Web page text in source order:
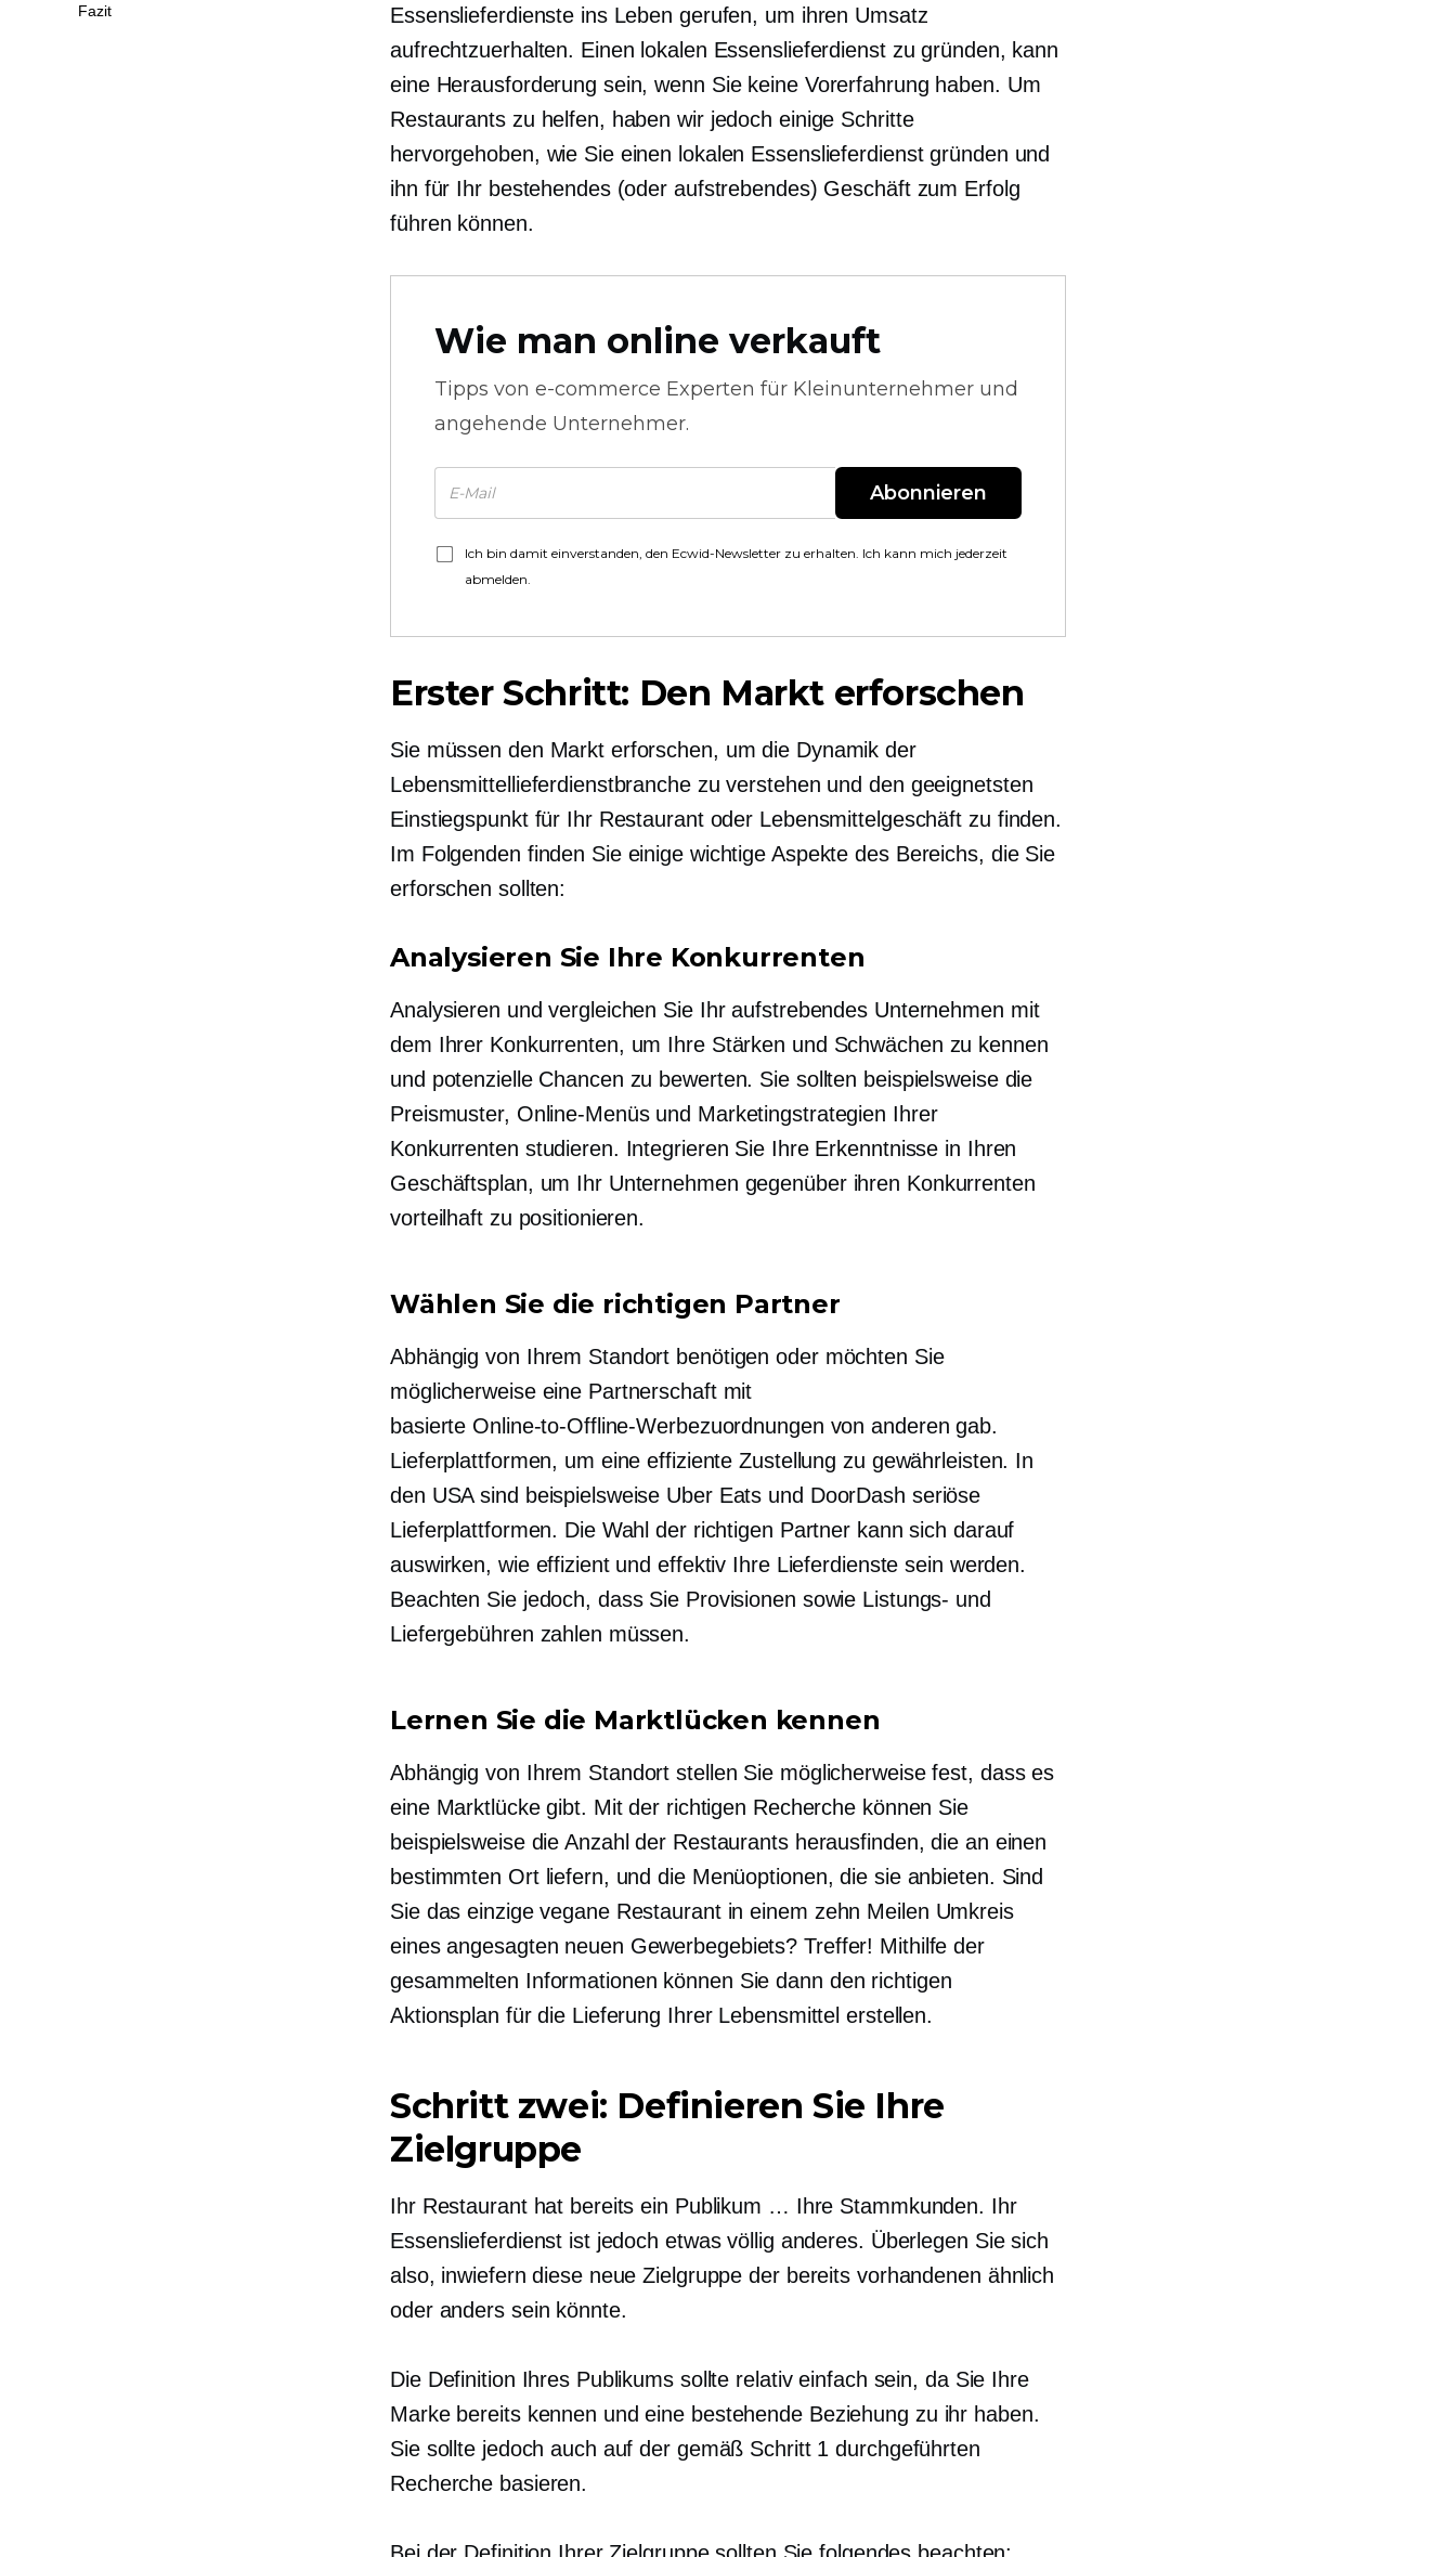
Essenslieferdienste ins Leben gerufen, um ihren Umsatz
aufrechtzuerhalten. Einen lokalen Essenslieferdienst zu gründen, kann
eine Herausforderung sein, wenn Sie keine Vorerfahrung haben. Um
Restaurants zu helfen, haben wir jedoch einige Schritte
hervorgehoben, wie Sie einen lokalen Essenslieferdienst gründen und
ihn für Ihr bestehendes (oder aufstrebendes) Geschäft zum Erfolg
führen können.
Wie man online verkauft
Tipps von e-commerce Experten für Kleinunternehmer und
angehende Unternehmer.
Abonnieren
Ich bin damit einverstanden, den Ecwid-Newsletter zu erhalten. Ich kann mich jederzeit
abmelden.
Erster Schritt: Den Markt erforschen
Sie müssen den Markt erforschen, um die Dynamik der
Lebensmittellieferdienstbranche zu verstehen und den geeignetsten
Einstiegspunkt für Ihr Restaurant oder Lebensmittelgeschäft zu finden.
Im Folgenden finden Sie einige wichtige Aspekte des Bereichs, die Sie
erforschen sollten:
Analysieren Sie Ihre Konkurrenten
Analysieren und vergleichen Sie Ihr aufstrebendes Unternehmen mit
dem Ihrer Konkurrenten, um Ihre Stärken und Schwächen zu kennen
und potenzielle Chancen zu bewerten. Sie sollten beispielsweise die
Preismuster, Online-Menüs und Marketingstrategien Ihrer
Konkurrenten studieren. Integrieren Sie Ihre Erkenntnisse in Ihren
Geschäftsplan, um Ihr Unternehmen gegenüber ihren Konkurrenten
vorteilhaft zu positionieren.
Wählen Sie die richtigen Partner
Abhängig von Ihrem Standort benötigen oder möchten Sie
möglicherweise eine Partnerschaft mit
basierte Online-to-Offline-Werbezuordnungen von anderen gab.
Lieferplattformen, um eine effiziente Zustellung zu gewährleisten. In
den USA sind beispielsweise Uber Eats und DoorDash seriöse
Lieferplattformen. Die Wahl der richtigen Partner kann sich darauf
auswirken, wie effizient und effektiv Ihre Lieferdienste sein werden.
Beachten Sie jedoch, dass Sie Provisionen sowie Listungs- und
Liefergebühren zahlen müssen.
Lernen Sie die Marktlücken kennen
Abhängig von Ihrem Standort stellen Sie möglicherweise fest, dass es
eine Marktlücke gibt. Mit der richtigen Recherche können Sie
beispielsweise die Anzahl der Restaurants herausfinden, die an einen
bestimmten Ort liefern, und die Menüoptionen, die sie anbieten. Sind
Sie das einzige vegane Restaurant in einem zehn Meilen Umkreis
eines angesagten neuen Gewerbegebiets? Treffer! Mithilfe der
gesammelten Informationen können Sie dann den richtigen
Aktionsplan für die Lieferung Ihrer Lebensmittel erstellen.
Schritt zwei: Definieren Sie Ihre
Zielgruppe
Ihr Restaurant hat bereits ein Publikum … Ihre Stammkunden. Ihr
Essenslieferdienst ist jedoch etwas völlig anderes. Überlegen Sie sich
also, inwiefern diese neue Zielgruppe der bereits vorhandenen ähnlich
oder anders sein könnte.
Die Definition Ihres Publikums sollte relativ einfach sein, da Sie Ihre
Marke bereits kennen und eine bestehende Beziehung zu ihr haben.
Sie sollte jedoch auch auf der gemäß Schritt 1 durchgeführten
Recherche basieren.
Fazit